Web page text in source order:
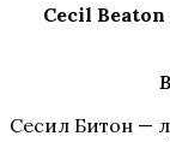
Cecil
Сесил Битон —